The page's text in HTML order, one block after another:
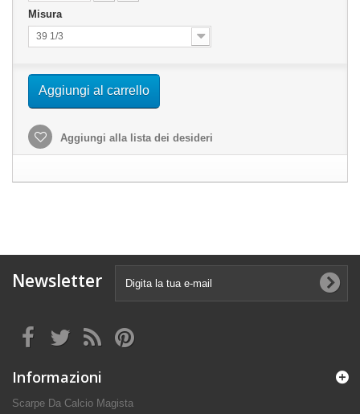
Misura
39 1/3
Aggiungi al carrello
Aggiungi alla lista dei desideri
Newsletter
Informazioni
Scarpe Da Calcio Magista